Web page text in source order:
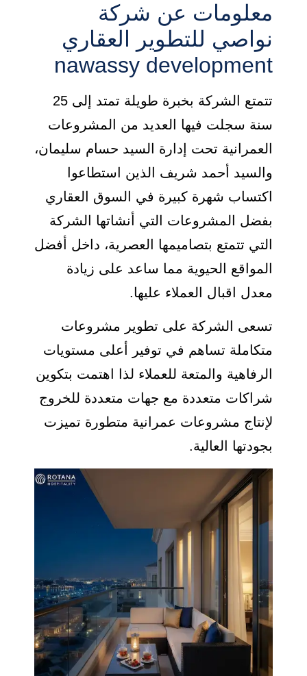
معلومات عن شركة
نواصي للتطوير العقاري
nawassy development
تتمتع الشركة بخبرة طويلة تمتد إلى 25
سنة سجلت فيها العديد من المشروعات
العمرانية تحت إدارة السيد حسام سليمان،
والسيد أحمد شريف الذين استطاعوا
اكتساب شهرة كبيرة في السوق العقاري
بفضل المشروعات التي أنشاتها الشركة
التي تتمتع بتصاميمها العصرية، داخل أفضل
المواقع الحيوية مما ساعد على زيادة
معدل اقبال العملاء عليها.
تسعى الشركة على تطوير مشروعات
متكاملة تساهم في توفير أعلى مستويات
الرفاهية والمتعة للعملاء لذا اهتمت بتكوين
شراكات متعددة مع جهات متعددة للخروج
لإنتاج مشروعات عمرانية متطورة تميزت
بجودتها العالية.